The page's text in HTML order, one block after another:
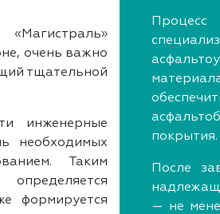
очень важно
тщательной
инженерные
необходимых
Таким
формируется
покрытия.
После
— не